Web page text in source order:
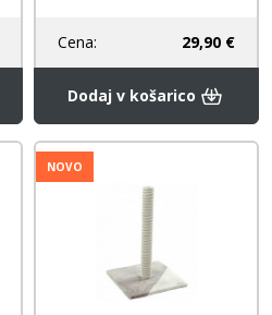
Cena: 29,90 €
Dodaj v košarico
NOVO